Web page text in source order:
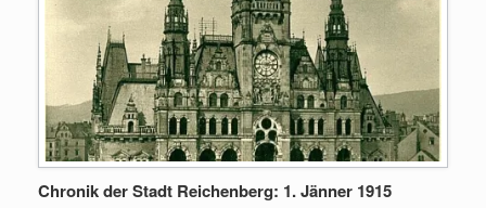
Chronik der Stadt Reichenberg: 1. Jänner 1915